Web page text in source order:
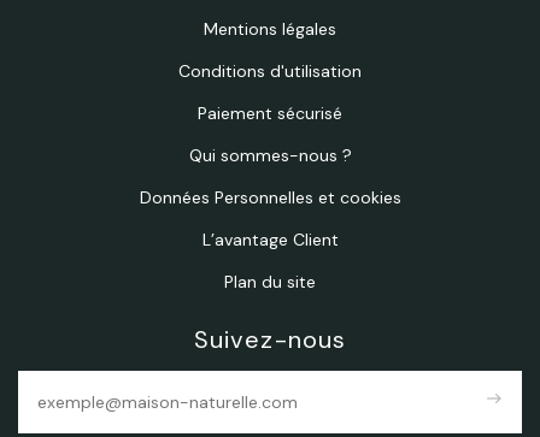
Mentions légales
Conditions d'utilisation
Paiement sécurisé
Qui sommes-nous ?
Données Personnelles et cookies
L’avantage Client
Plan du site
Suivez-nous
east